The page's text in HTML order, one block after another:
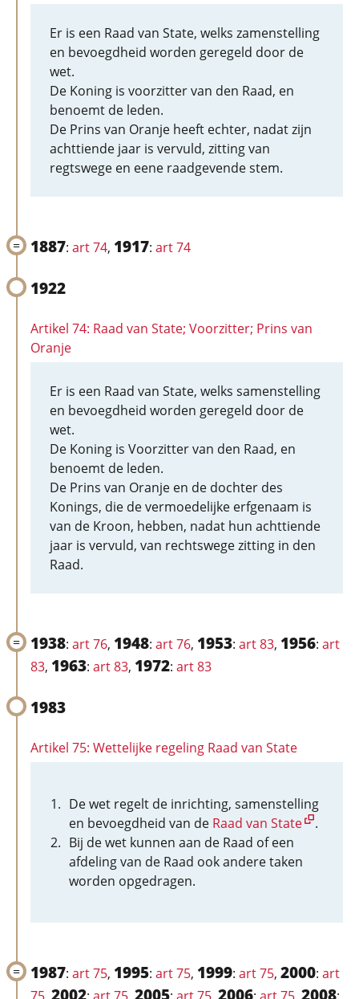
Er is een Raad van State, welks zamenstelling
en bevoegdheid worden geregeld door de
wet.
De Koning is voorzitter van den Raad, en
benoemt de leden.
De Prins van Oranje heeft echter, nadat zijn
achttiende jaar is vervuld, zitting van
regtswege en eene raadgevende stem.
1887: art 74, 1917: art 74
1922
Artikel 74: Raad van State; Voorzitter; Prins van
Oranje
Er is een Raad van State, welks samenstelling
en bevoegdheid worden geregeld door de
wet.
De Koning is Voorzitter van den Raad, en
benoemt de leden.
De Prins van Oranje en de dochter des
Konings, die de vermoedelijke erfgenaam is
van de Kroon, hebben, nadat hun achttiende
jaar is vervuld, van rechtswege zitting in den
Raad.
1938: art 76, 1948: art 76, 1953: art 83, 1956: art
83, 1963: art 83, 1972: art 83
1983
Artikel 75: Wettelijke regeling Raad van State
De wet regelt de inrichting, samenstelling
en bevoegdheid van de Raad van State
.
Bij de wet kunnen aan de Raad of een
afdeling van de Raad ook andere taken
worden opgedragen.
1987: art 75, 1995: art 75, 1999: art 75, 2000: art
2002 2005 2006 2008